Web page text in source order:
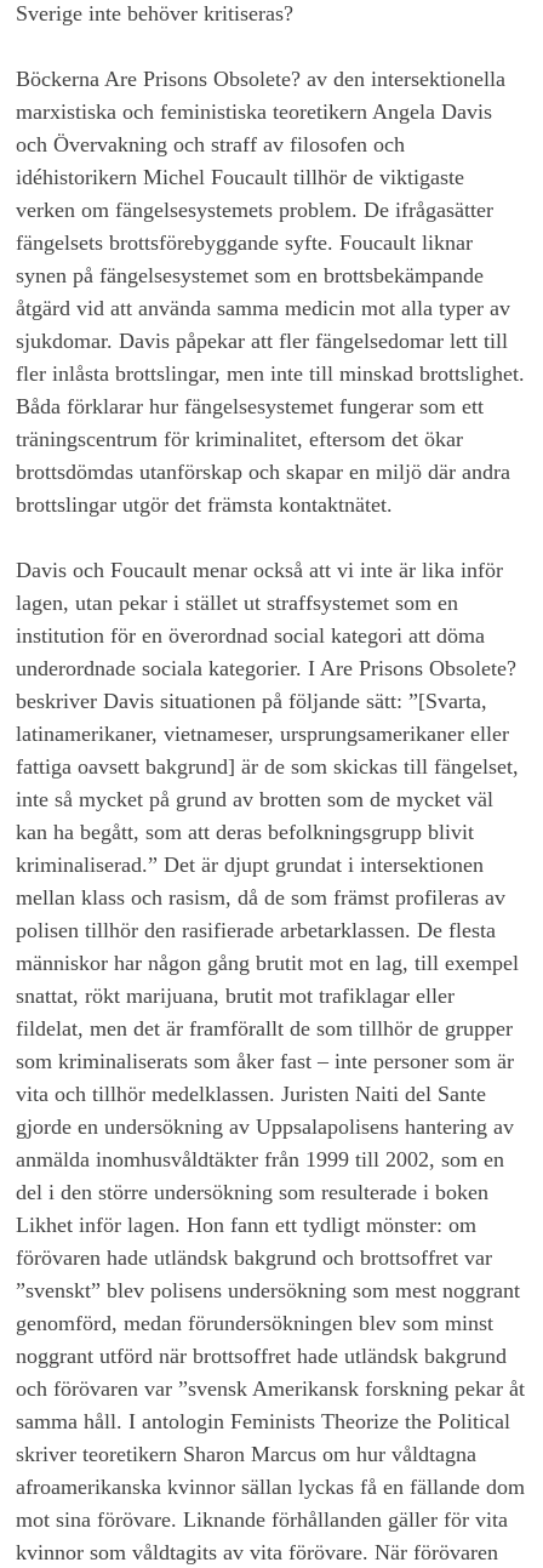
Sverige inte behöver kritiseras?
Böckerna Are Prisons Obsolete? av den intersektionella
marxistiska och feministiska teoretikern Angela Davis
och Övervakning och straff av filosofen och
idéhistorikern Michel Foucault tillhör de viktigaste
verken om fängelsesystemets problem. De ifrågasätter
fängelsets brottsförebyggande syfte. Foucault liknar
synen på fängelsesystemet som en brottsbekämpande
åtgärd vid att använda samma medicin mot alla typer av
sjukdomar. Davis påpekar att fler fängelsedomar lett till
fler inlåsta brottslingar, men inte till minskad brottslighet.
Båda förklarar hur fängelsesystemet fungerar som ett
träningscentrum för kriminalitet, eftersom det ökar
brottsdömdas utanförskap och skapar en miljö där andra
brottslingar utgör det främsta kontaktnätet.
Davis och Foucault menar också att vi inte är lika inför
lagen, utan pekar i stället ut straffsystemet som en
institution för en överordnad social kategori att döma
underordnade sociala kategorier. I Are Prisons Obsolete?
beskriver Davis situationen på följande sätt: ”[Svarta,
latinamerikaner, vietnameser, ursprungsamerikaner eller
fattiga oavsett bakgrund] är de som skickas till fängelset,
inte så mycket på grund av brotten som de mycket väl
kan ha begått, som att deras befolkningsgrupp blivit
kriminaliserad.” Det är djupt grundat i intersektionen
mellan klass och rasism, då de som främst profileras av
polisen tillhör den rasifierade arbetarklassen. De flesta
människor har någon gång brutit mot en lag, till exempel
snattat, rökt marijuana, brutit mot trafiklagar eller
fildelat, men det är framförallt de som tillhör de grupper
som kriminaliserats som åker fast – inte personer som är
vita och tillhör medelklassen. Juristen Naiti del Sante
gjorde en undersökning av Uppsalapolisens hantering av
anmälda inomhusvåldtäkter från 1999 till 2002, som en
del i den större undersökning som resulterade i boken
Likhet inför lagen. Hon fann ett tydligt mönster: om
förövaren hade utländsk bakgrund och brottsoffret var
”svenskt” blev polisens undersökning som mest noggrant
genomförd, medan förundersökningen blev som minst
noggrant utförd när brottsoffret hade utländsk bakgrund
och förövaren var ”svensk Amerikansk forskning pekar åt
samma håll. I antologin Feminists Theorize the Political
skriver teoretikern Sharon Marcus om hur våldtagna
afroamerikanska kvinnor sällan lyckas få en fällande dom
mot sina förövare. Liknande förhållanden gäller för vita
kvinnor som våldtagits av vita förövare. När förövaren